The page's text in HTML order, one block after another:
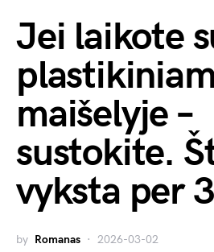
Jei laikote
maišelyje –
sustokite.
vyksta per
by Romanas 2026-03-02